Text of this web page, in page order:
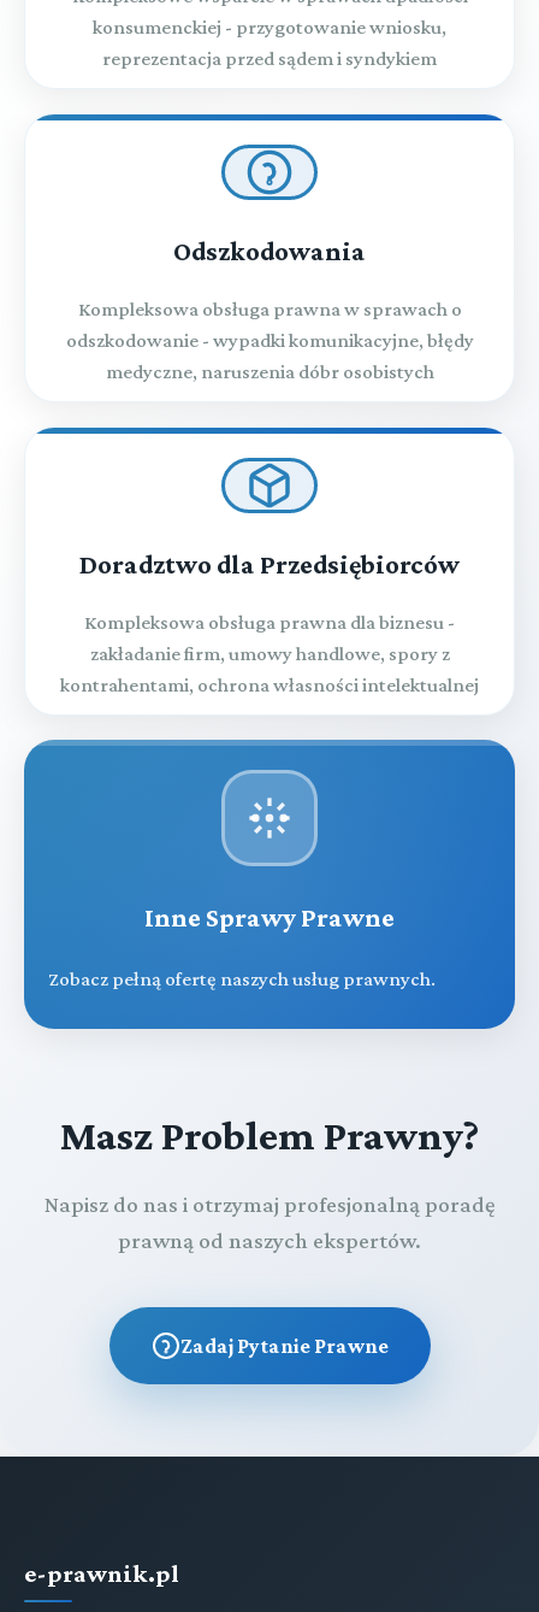
konsumenckiej - przygotowanie wniosku,
reprezentacja przed sądem i syndykiem
Odszkodowania
Kompleksowa obsługa prawna w sprawach o
odszkodowanie - wypadki komunikacyjne, błędy
medyczne, naruszenia dóbr osobistych
Doradztwo dla Przedsiębiorców
Kompleksowa obsługa prawna dla biznesu -
zakładanie firm, umowy handlowe, spory z
kontrahentami, ochrona własności intelektualnej
Inne Sprawy Prawne
Zobacz pełną ofertę naszych usług prawnych.
Masz Problem Prawny?
Napisz do nas i otrzymaj profesjonalną poradę
prawną od naszych ekspertów.
Zadaj Pytanie Prawne
e-prawnik.pl